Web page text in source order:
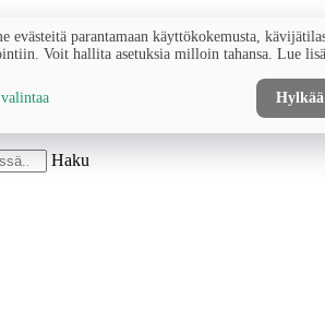
Haku
evästeitä parantamaan käyttökokemusta,
Voit hallita asetuksia milloin tahansa. Lue
Hylkää